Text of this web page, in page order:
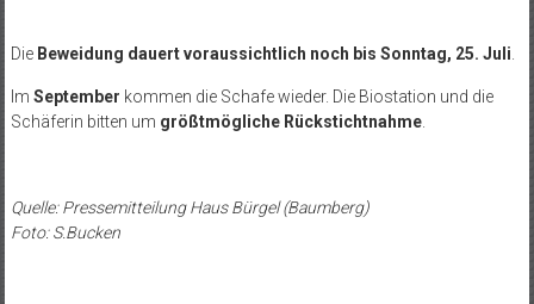
Die Beweidung dauert voraussichtlich noch bis Sonntag, 25. Juli
Im September kommen die Schafe wieder. Die Biostation und die
Schäferin bitten um größtmögliche Rückstichtnahme.
Quelle: Pressemitteilung Haus Bürgel(Baumberg)
Foto: S.Bucken